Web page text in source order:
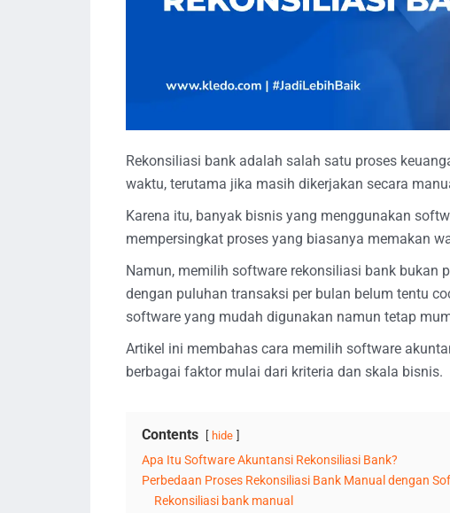
Rekonsiliasi bank adalah salah satu proses
waktu, terutama jika masih dikerjakan secara
Karena itu, banyak bisnis yang menggunakan
mempersingkat proses yang biasanya memakan
Namun, memilih software rekonsiliasi bank bukan
dengan puluhan transaksi per bulan belum tentu
software yang mudah digunakan namun tetap
Artikel ini membahas cara memilih software
berbagai faktor mulai dari kriteria dan skala bisnis.
Contents hide
Apa Itu Software Akuntansi Rekonsiliasi Bank?
Perbedaan Proses Rekonsiliasi Bank Manual dengan
Rekonsiliasi bank manual